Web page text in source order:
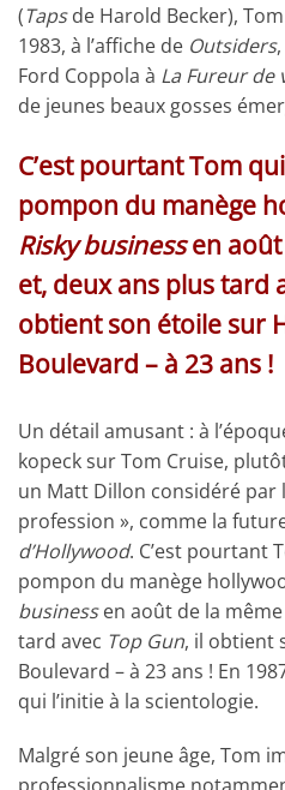
(Tapsde Harold Becker),
1983, à l’affiche de Outsiders
Ford Coppola à La Fureur de
de jeunes beaux gosses
C’est pourtant Tom
pompon du manège
Risky businessen août
et, deux ans plus tard
obtient son étoile sur
Boulevard – à 23 ans !
Un détail amusant : à
kopeck sur Tom Cruise,
un Matt Dillon considéré par
profession », comme la
d’Hollywood. C’est pourtant
pompon du manège
businessen août de la
tard avec Top Gun, il obtient
Boulevard – à 23 ans ! En
qui l’initie à la scientologie.
Malgré son jeune âge, Tom